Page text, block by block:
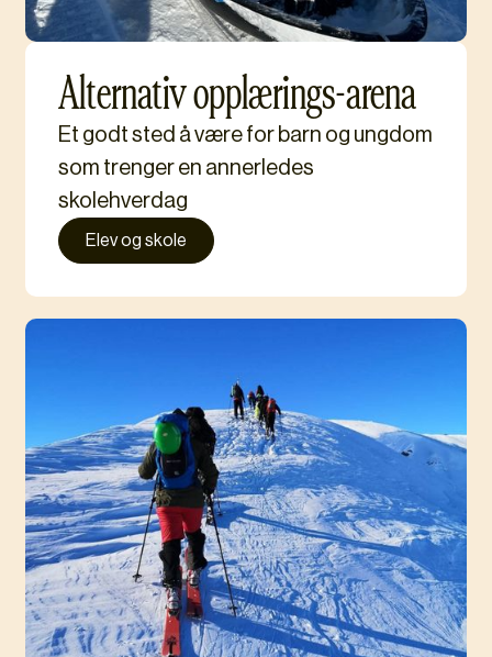
Alternativ opplærings-arena
Et godt sted å være for barn og ungdom
som trenger en annerledes
skolehverdag
Elev og skole